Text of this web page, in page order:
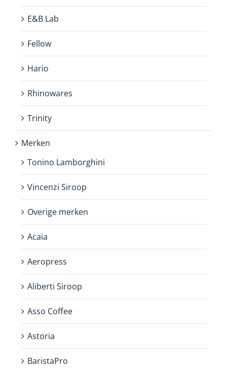
E&B Lab
Fellow
Hario
Rhinowares
Trinity
Merken
Tonino Lamborghini
Vincenzi Siroop
Overige merken
Acaia
Aeropress
Aliberti Siroop
Asso Coffee
Astoria
BaristaPro